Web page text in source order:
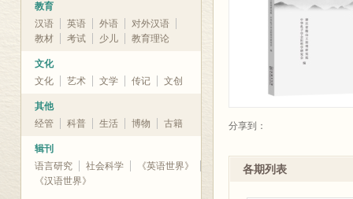
教育
汉语
英语 外语
对外汉语
教材
考试 少儿 教育理论
文化
文化
艺术 文学 传记 文创
其他
经管
科普 生活 博物 古籍
辑刊
语言研究
社会科学
《英语世界》
《汉语世界》
分享到：
各期列表